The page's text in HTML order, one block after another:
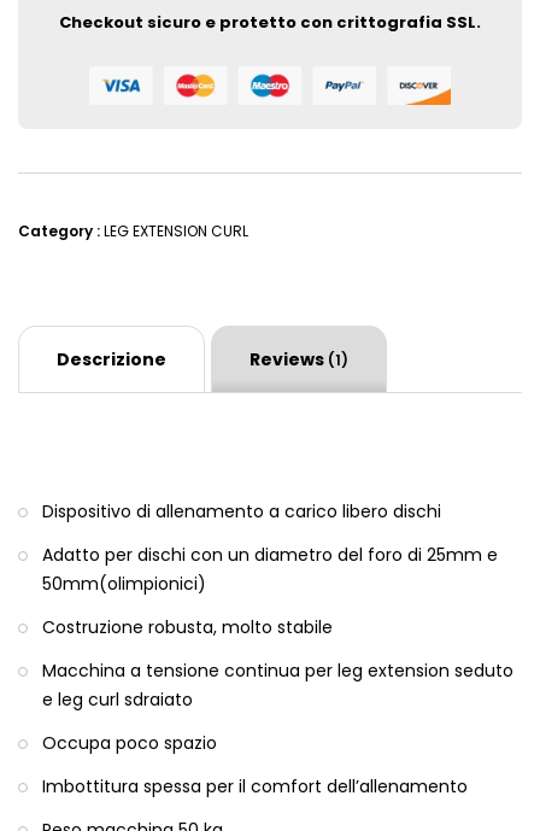
Checkout sicuro e protetto con crittografia SSL.
Category :LEG EXTENSION CURL
Descrizione Reviews (1)
Dispositivo di allenamento a carico libero dischi
Adatto per dischi con un diametro del foro di 25mm e
50mm(olimpionici)
Costruzione robusta, molto stabile
Macchina a tensione continua per leg extension seduto
e leg curl sdraiato
Occupa poco spazio
Imbottitura spessa per il comfort dell’allenamento